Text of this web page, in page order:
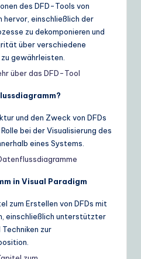
des DFD-Tools von
hervor, einschließlich der
zu dekomponieren und
über verschiedene
gewährleisten.
über das DFD-Tool
und den Zweck von DFDs
bei der Visualisierung des
eines Systems.
in Visual Paradigm
zum Erstellen von DFDs mit
einschließlich unterstützter
zur